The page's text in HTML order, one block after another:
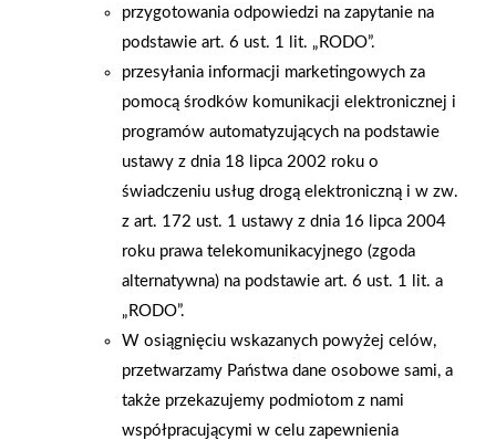
2004-05-14
Vectra
2004-05-13
Rytro
przygotowania odpowiedzi na zapytanie na
podstawie art. 6 ust. 1 lit. „RODO”.
przesyłania informacji marketingowych za
pomocą środków komunikacji elektronicznej i
programów automatyzujących na podstawie
ustawy z dnia 18 lipca 2002 roku o
świadczeniu usług drogą elektroniczną i w zw.
z art. 172 ust. 1 ustawy z dnia 16 lipca 2004
roku prawa telekomunikacyjnego (zgoda
alternatywna) na podstawie art. 6 ust. 1 lit. a
„RODO”.
W osiągnięciu wskazanych powyżej celów,
przetwarzamy Państwa dane osobowe sami, a
także przekazujemy podmiotom z nami
współpracującymi w celu zapewnienia